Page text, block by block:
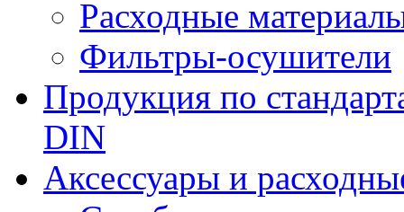
Расходные
Фильтры-осушители
Продукция по
DIN
Аксессуары и